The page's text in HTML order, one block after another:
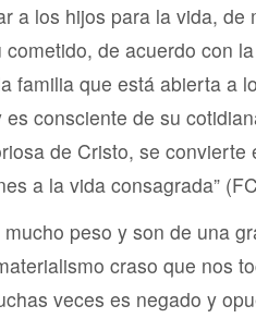
a los hijos para la vida, de
de acuerdo con
familia que está abierta a
consciente de su
de Cristo, se convierte
a la vida consagrada”
peso y son de una
craso que nos
veces es negado y